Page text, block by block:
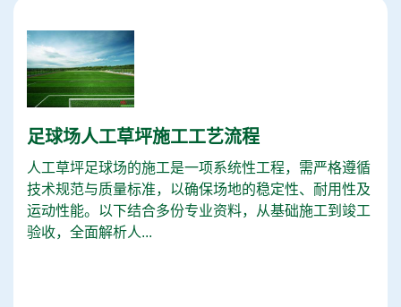
足球场人工草坪施工工艺流程
人工草坪足球场的施工是一项系统性工程，需严格遵循
技术规范与质量标准，以确保场地的稳定性、耐用性及
运动性能。以下结合多份专业资料，从基础施工到竣工
验收，全面解析人...